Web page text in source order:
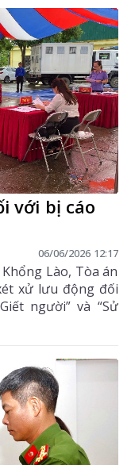
với bị cáo
06/06/2026 12:17
Lào, Tòa án
xử lưu động đối
người” và “Sử